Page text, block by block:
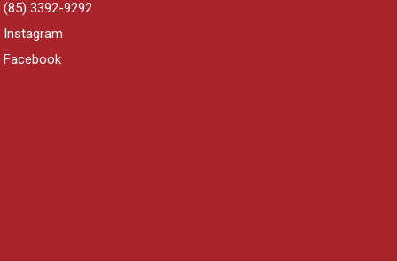
(85) 3392-9292
Instagram
Facebook